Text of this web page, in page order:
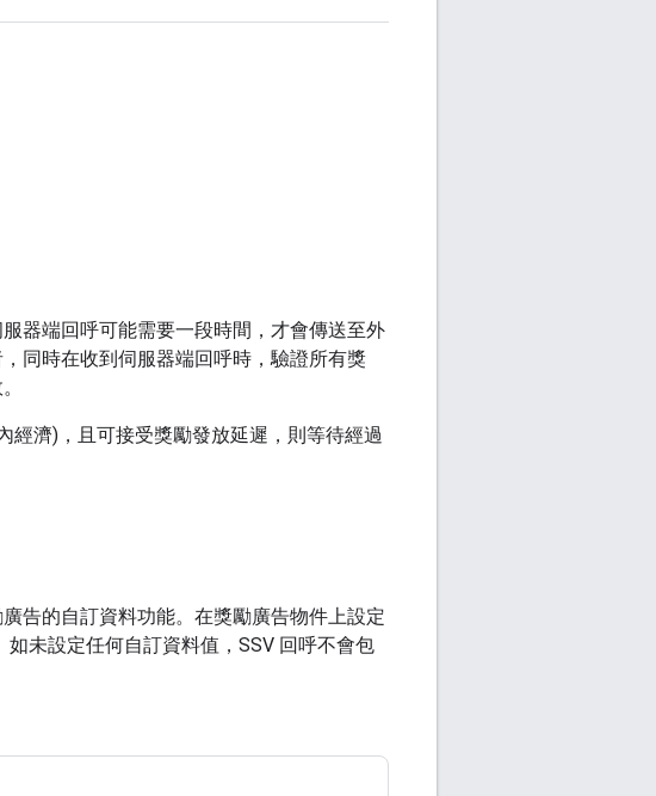
器端回呼可能需要一段時間，才會傳送至外
同時在收到伺服器端回呼時，驗證所有獎
經濟)，且可接受獎勵發放延遲，則等待經過
告的自訂資料功能。在獎勵廣告物件上設定
如未設定任何自訂資料值，SSV 回呼不會包